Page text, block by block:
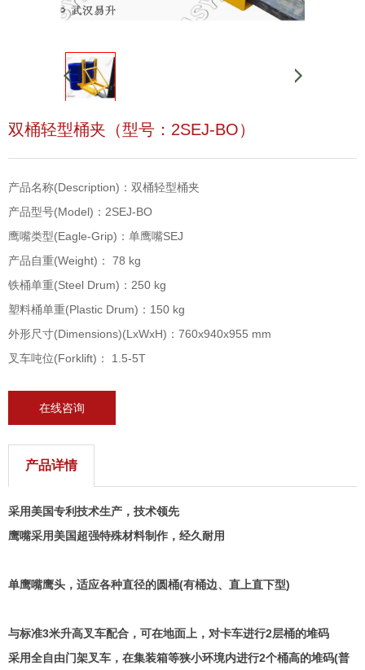
双桶轻型桶夹（型号：2SEJ-BO）
产品名称(Description)：双桶轻型桶夹
产品型号(Model)：2SEJ-BO
鹰嘴类型(Eagle-Grip)：单鹰嘴SEJ
产品自重(Weight)： 78 kg
铁桶单重(Steel Drum)：250 kg
塑料桶单重(Plastic Drum)：150 kg
外形尺寸(Dimensions)(LxWxH)：760x940x955 mm
叉车吨位(Forklift)： 1.5-5T
在线咨询
产品详情
采用美国专利技术生产，技术领先
鹰嘴采用美国超强特殊材料制作，经久耐用
单鹰嘴鹰头，适应各种直径的圆桶(有桶边、直上直下型)
与标准3米升高叉车配合，可在地面上，对卡车进行2层桶的堆码
采用全自由门架叉车，在集装箱等狭小环境内进行2个桶高的堆码(普